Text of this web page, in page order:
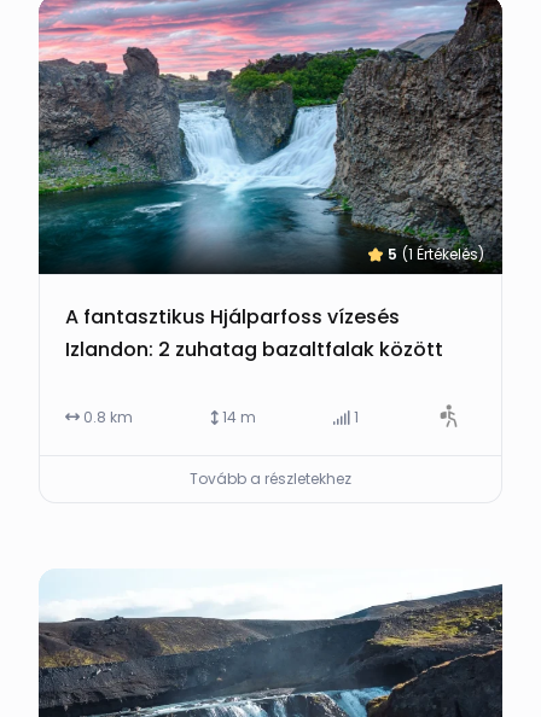
5 (1 Értékelés)
A fantasztikus Hjálparfoss vízesés
Izlandon: 2 zuhatag bazaltfalak között
0.8 km 14 m 1
Tovább a részletekhez